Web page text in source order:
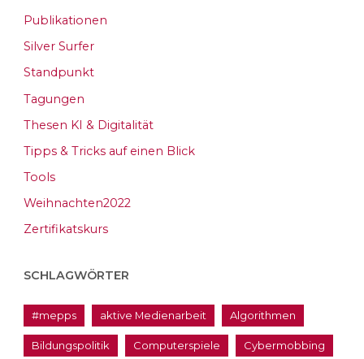
Publikationen
Silver Surfer
Standpunkt
Tagungen
Thesen KI & Digitalität
Tipps & Tricks auf einen Blick
Tools
Weihnachten2022
Zertifikatskurs
SCHLAGWÖRTER
#mepps aktive Medienarbeit Algorithmen
Bildungspolitik Computerspiele Cybermobbing